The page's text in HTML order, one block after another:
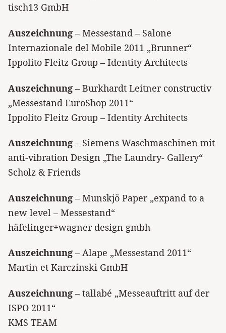
tisch13 GmbH
Auszeichnung – Messestand – Salone
Internazionale del Mobile 2011 „Brunner“
Ippolito Fleitz Group – Identity Architects
Auszeichnung – Burkhardt Leitner constructiv
„Messestand EuroShop 2011“
Ippolito Fleitz Group – Identity Architects
Auszeichnung – Siemens Waschmaschinen mit
anti-vibration Design „The Laundry- Gallery“
Scholz & Friends
Auszeichnung – Munskjö Paper „expand to a
new level – Messestand“
häfelinger+wagner design gmbh
Auszeichnung – Alape „Messestand 2011“
Martin et Karczinski GmbH
Auszeichnung – tallabé „Messeauftritt auf der
ISPO 2011“
KMS TEAM